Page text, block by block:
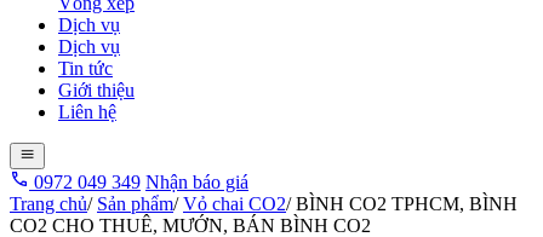
Dịch vụ
Dịch vụ
Tin tức
Giới thiệu
Liên hệ
0972 049 349 Nhận báo giá
Trang chủ/ Sản phẩm/ Vỏ chai CO2/ BÌNH CO2 TPHCM, BÌNH
CO2 CHO THUÊ, MƯỚN, BÁN BÌNH CO2